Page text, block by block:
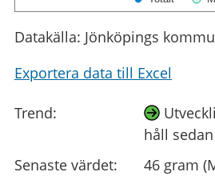
Datakälla: Jönköpings
Exportera data till Excel
Trend:
håll
Senaste värdet:
46 gram